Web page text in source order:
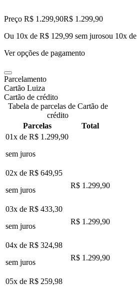
Preço R$ 1.299,90R$ 1.299,90
Ou 10x de R$ 129,99 sem jurosou 10x de
Ver opções de pagamento
Parcelamento
Cartão Luiza
Cartão de crédito
Tabela de parcelas de Cartão de
crédito
Parcelas
Total
01x de R$ 1.299,90
sem juros
02x de R$ 649,95
sem juros
R$ 1.299,90
03x de R$ 433,30
sem juros
R$ 1.299,90
04x de R$ 324,98
sem juros
R$ 1.299,90
05x de R$ 259,98